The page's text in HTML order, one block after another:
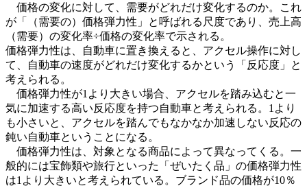
価格の変化に対して、需要がどれだけ変化するのか。これ
が「（需要の）価格弾力性」と呼ばれる尺度であり、売上高
（需要）の変化率÷価格の変化率で示される。
価格弾力性は、自動車に置き換えると、アクセル操作に対し
て、自動車の速度がどれだけ変化するかという「反応度」と
考えられる。
価格弾力性が1より大きい場合、アクセルを踏み込むと一
気に加速する高い反応度を持つ自動車と考えられる。1より
も小さいと、アクセルを踏んでもなかなか加速しない反応の
鈍い自動車ということになる。
価格弾力性は、対象となる商品によって異なってくる。一
般的には宝飾類や旅行といった「ぜいたく品」の価格弾力性
は1より大きいと考えられている。ブランド品の価格が10％